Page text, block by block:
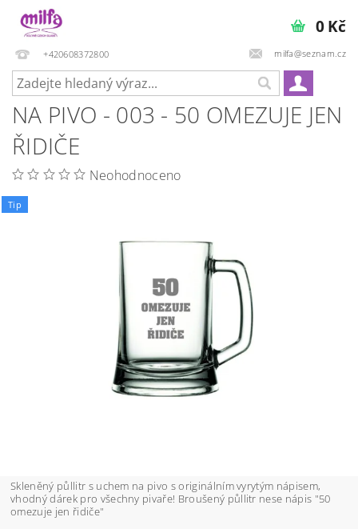
+420608372800 milfa@seznam.cz
0 Kč
NA PIVO - 003 - 50 OMEZUJE JEN
ŘIDIČE
Neohodnoceno
Tip
Skleněný půllitr s uchem na pivo s originálním vyrytým nápisem,
vhodný dárek pro všechny pivaře! Broušený půllitr nese nápis "50
omezuje jen řidiče"